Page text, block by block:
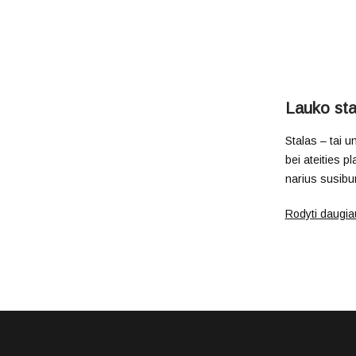
Lauko
Stalas – tai
bei ateities
narius
BJARNUM
Rodyti